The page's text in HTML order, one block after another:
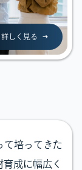
詳しく見る
て培ってきた
成に幅広く